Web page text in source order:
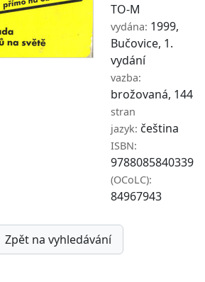
TO-M
vydána: 1999,
Bučovice, 1.
vydání
vazba:
brožovaná, 144
stran
jazyk: čeština
ISBN:
9788085840339
(OCoLC):
84967943
Zpět na vyhledávání